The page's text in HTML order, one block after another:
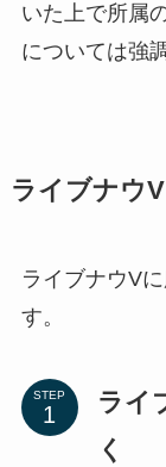
いた上で所属
については強
ライブナウ
ライブナウV
す。
STEP
ライ
く